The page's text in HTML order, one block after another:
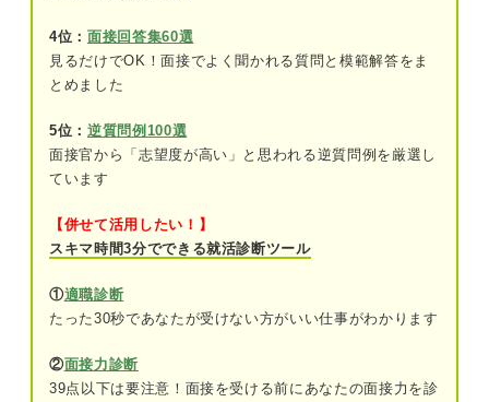
⑥思考力
⑧目標達成力
⑩推進力
⑫社交性
4位： 面接回答集60選
見るだけでOK！面接でよく聞かれる質問と模範解答をま
とめました
5位： 逆質問例100選
面接官から「志望度が高い」と思われる逆質問例を厳選し
ています
【併せて活用したい！】
スキマ時間3分でできる就活診断ツール
①適職診断
たった30秒であなたが受けない方がいい仕事がわかります
②面接力診断
39点以下は要注意！面接を受ける前にあなたの面接力を診
は？
②「私は～～（比喩）のような人間です」
③「強みの～～で〇〇を▢％上昇させました」